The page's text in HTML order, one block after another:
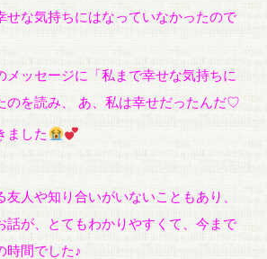
せな気持ちにはなっていなかったので
メッセージに「私まで幸せな気持ちに
のを読み、 あ、私は幸せだったんだ♡
ました
人や知り合いがいないこともあり、
話が、とてもわかりやすくて、今まで
時間でした♪